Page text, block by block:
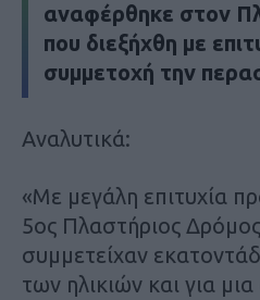
αναφέρθηκε στον
που διεξήχθη με
συμμετοχή την
Αναλυτικά:
«Με μεγάλη επιτυχία
5ος Πλαστήριος
συμμετείχαν
των ηλικιών και για